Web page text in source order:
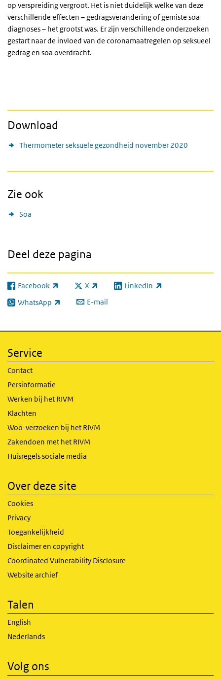
op verspreiding vergroot. Het is niet duidelijk welke van deze
verschillende effecten – gedragsverandering of gemiste soa
diagnoses – het grootst was. Er zijn verschillende onderzoeken
gestart naar de invloed van de coronamaatregelen op seksueel
gedrag en soa overdracht.
Download
Thermometer seksuele gezondheid november 2020
Zie ook
Soa
Deel deze pagina
Facebook
(externe link) X
(externe link) LinkedIn
(externe link)
WhatsApp
(externe link) E-mail
Service
Contact
Persinformatie
Werken bij het RIVM
Klachten
Woo-verzoeken bij het RIVM
Zakendoen met het RIVM
Huisregels sociale media
Over deze site
Cookies
Privacy
Toegankelijkheid
Disclaimer en copyright
Coordinated Vulnerability Disclosure
Website archief
Talen
English
Nederlands
Volg ons